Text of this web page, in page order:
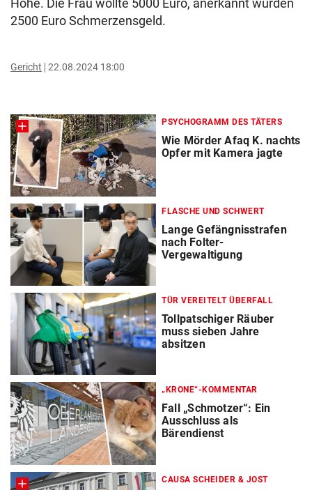
Höhe. Die Frau wollte 5000 Euro, anerkannt wurden
2500 Euro Schmerzensgeld.
Gericht 22.08.2024 18:00
PSYCHOGRAMM DES TÄTERS
Wie Mörder Afaq K. nachts
Opfer mit Kamera jagte
FLASCHE UND SCHWERT
Lange Gefängnisstrafen
nach Folter-
Vergewaltigung
TÜR VEREITELT ÜBERFALL
Tollpatschiger Räuber
muss sieben Jahre
absitzen
„KRONE“-KOMMENTAR
Fall „Schmotzer“: Ein
Ausschluss als
Bärendienst
CAUSA SCHEIDER & JOST